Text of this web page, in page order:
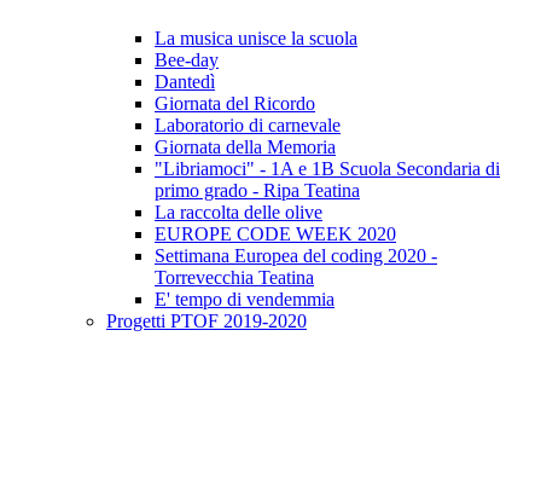
La musica unisce la scuola
Bee-day
Dantedì
Giornata del Ricordo
Laboratorio di carnevale
Giornata della Memoria
"Libriamoci" - 1A e 1B Scuola Secondaria di
primo grado - Ripa Teatina
La raccolta delle olive
EUROPE CODE WEEK 2020
Settimana Europea del coding 2020 -
Torrevecchia Teatina
E' tempo di vendemmia
Progetti PTOF 2019-2020